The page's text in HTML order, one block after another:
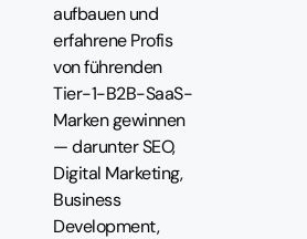
aufbauen und
erfahrene Profis
von führenden
Tier-1-B2B-SaaS-
Marken gewinnen
— darunter SEO,
Digital Marketing,
Business
Development,